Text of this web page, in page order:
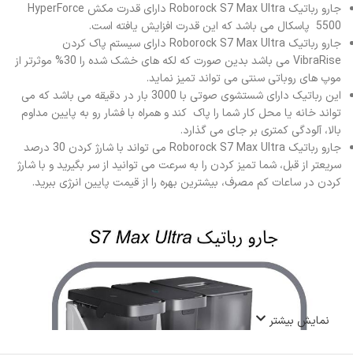
جارو رباتیک Roborock S7 Max Ultra دارای قدرت مکش HyperForce
5500 پاسکال می باشد که این قدرت افزایش یافته است.
جارو رباتیک Roborock S7 Max Ultra دارای سیستم پاک کردن
VibraRise می باشد بدین صورت که لکه های خشک شده را 30% موثرتر از
موپ های روباتی سنتی می تواند تمیز نماید.
این رباتیک دارای شستشوی صوتی با 3000 بار در دقیقه می باشد که می
تواند خانه یا محل کار شما را پاک کند و همراه با فشار رو به پایین مداوم
بالا، آلودگی کمتری بر جای می گذارد.
جارو رباتیک Roborock S7 Max Ultra می تواند با شارژ کردن 30 درصد
سریعتر از قبل، شما تمیز کردن را به سرعت می توانید از سر بگیرید و با شارژ
کردن در ساعات کم مصرف، بیشترین بهره را از قیمت پایین انرژی ببرید.
نمایش بیشتر